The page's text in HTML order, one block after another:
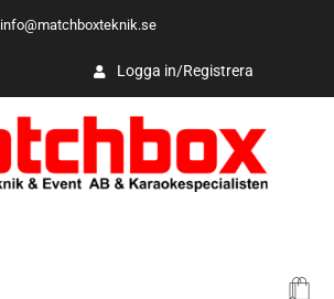
info@matchboxteknik.se
Logga in/Registrera